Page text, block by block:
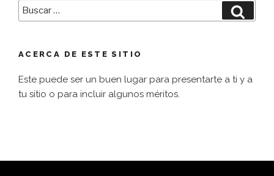
Buscar
por:
ACERCA DE ESTE SITIO
Este puede ser un buen lugar para presentarte a ti y a
tu sitio o para incluir algunos méritos.